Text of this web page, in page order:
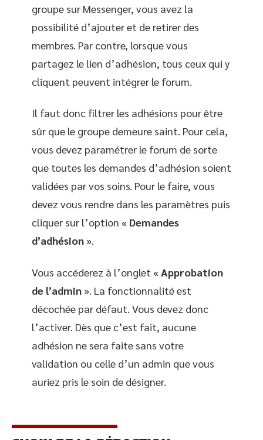
groupe sur Messenger, vous avez la
possibilité d’ajouter et de retirer des
membres. Par contre, lorsque vous
partagez le lien d’adhésion, tous ceux qui y
cliquent peuvent intégrer le forum.
Il faut donc filtrer les adhésions pour être
sûr que le groupe demeure saint. Pour cela,
vous devez paramétrer le forum de sorte
que toutes les demandes d’adhésion soient
validées par vos soins. Pour le faire, vous
devez vous rendre dans les paramètres puis
cliquer sur l’option « Demandes
d’adhésion ».
Vous accéderez à l’onglet « Approbation
de l’admin ». La fonctionnalité est
décochée par défaut. Vous devez donc
l’activer. Dès que c’est fait, aucune
adhésion ne sera faite sans votre
validation ou celle d’un admin que vous
auriez pris le soin de désigner.